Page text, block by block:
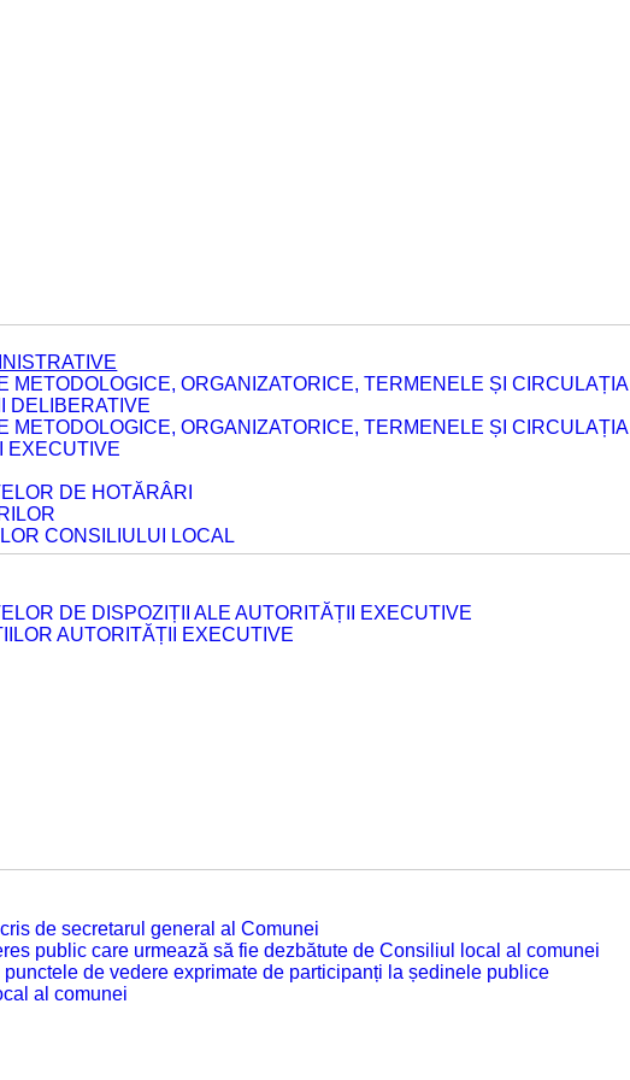
ORGANIZATORICE, TERMENELE ȘI CIRCULAȚIA
DELIBERATIVE
ORGANIZATORICE, TERMENELE ȘI CIRCULAȚIA
EXECUTIVE
DE HOTĂRÂRI
CONSILIULUI LOCAL
DE DISPOZIȚII ALE AUTORITĂȚII EXECUTIVE
AUTORITĂȚII EXECUTIVE
de secretarul general al Comunei
public care urmează să fie dezbătute de Consiliul local al comunei
de vedere exprimate de participanți la ședinele publice
al comunei